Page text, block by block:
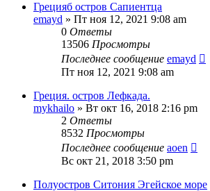
Грецияб остров Сапиентца
emayd » Пт ноя 12, 2021 9:08 am
0 Ответы
13506 Просмотры
Последнее сообщение emayd
Пт ноя 12, 2021 9:08 am
Греция. остров Лефкада.
mykhailo » Вт окт 16, 2018 2:16 pm
2 Ответы
8532 Просмотры
Последнее сообщение aoen
Вс окт 21, 2018 3:50 pm
Полуостров Ситония Эгейское море